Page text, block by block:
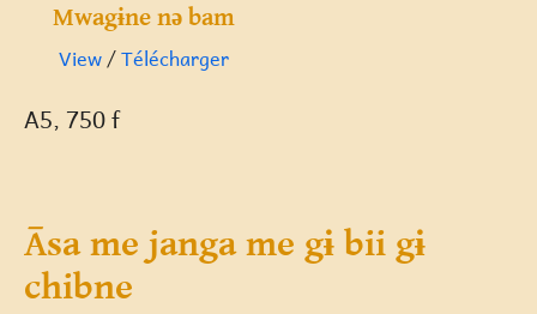
Mwagɨne nə bam
View/Télécharger
A5, 750 f
Āsa me janga me gɨ bii gɨ
chibne